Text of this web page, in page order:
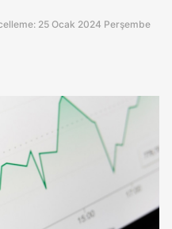
25 Ocak 2024 Perşembe